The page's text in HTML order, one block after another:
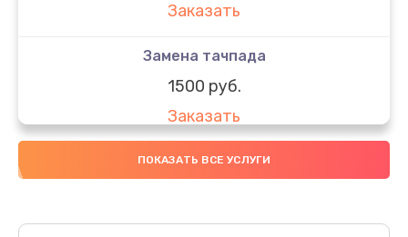
Заказать
Замена тачпада
1500 руб.
Заказать
Замена южного моста
Заказать
ПОКАЗАТЬ ВСЕ УСЛУГИ